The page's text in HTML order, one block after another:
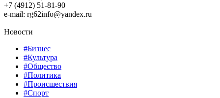
+7 (4912) 51-81-90
e-mail: rg62info@yandex.ru
Новости
#Бизнес
#Культура
#Общество
#Политика
#Происшествия
#Спорт